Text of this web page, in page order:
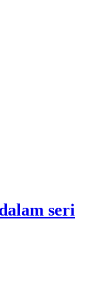
seri